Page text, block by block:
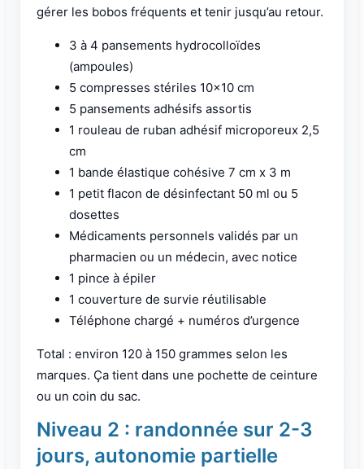
gérer les bobos fréquents et tenir jusqu’au retour.
3 à 4 pansements hydrocolloïdes
(ampoules)
5 compresses stériles 10×10 cm
5 pansements adhésifs assortis
1 rouleau de ruban adhésif microporeux 2,5
cm
1 bande élastique cohésive 7 cm x 3 m
1 petit flacon de désinfectant 50 ml ou 5
dosettes
Médicaments personnels validés par un
pharmacien ou un médecin, avec notice
1 pince à épiler
1 couverture de survie réutilisable
Téléphone chargé + numéros d’urgence
Total : environ 120 à 150 grammes selon les
marques. Ça tient dans une pochette de ceinture
ou un coin du sac.
Niveau 2 : randonnée sur 2-3
jours, autonomie partielle